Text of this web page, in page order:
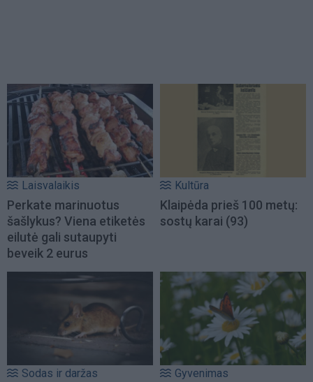
Laisvalaikis
Perkate marinuotus
šašlykus? Viena etiketės
eilutė gali sutaupyti
beveik 2 eurus
Kultūra
Klaipėda prieš 100 metų:
sostų karai (93)
Sodas ir daržas Gyvenimas